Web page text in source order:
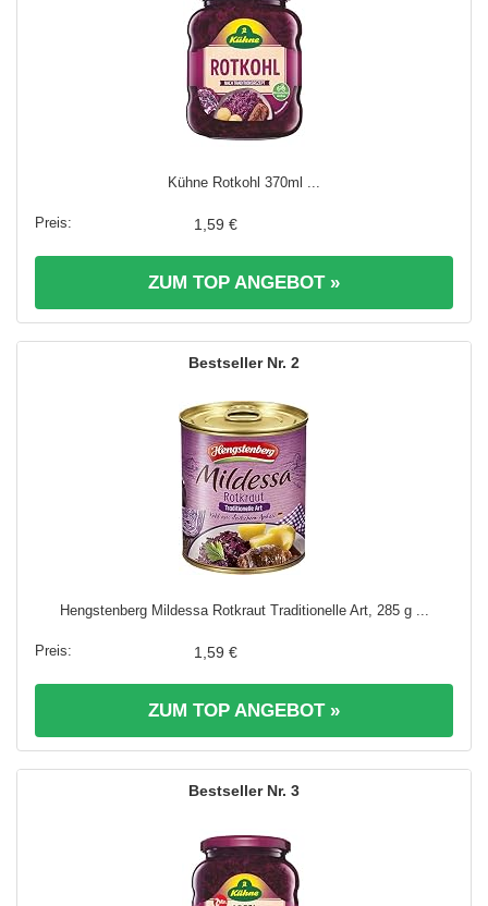
Kühne Rotkohl 370ml ...
1,59 €
ZUM TOP ANGEBOT »
2
Hengstenberg Mildessa Rotkraut Traditionelle Art, 285 g ...
1,59 €
ZUM TOP ANGEBOT »
3